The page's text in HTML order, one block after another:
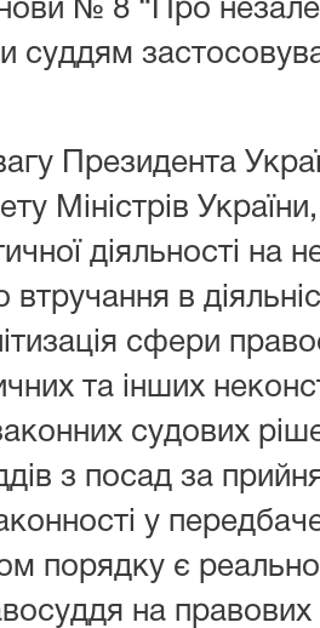
№ 8 “Про
суддям
Президента
Міністрів
діяльності на
в
сфери
та інших
судових
з посад за
у
порядку є
на